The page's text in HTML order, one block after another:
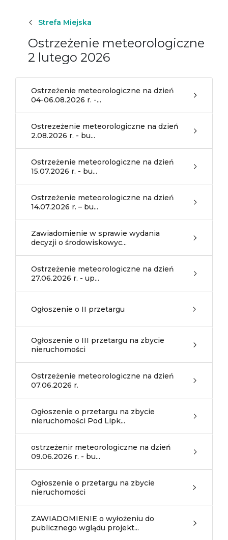
Strefa Miejska
Ostrzeżenie meteorologiczne
2 lutego 2026
Ostrzeżenie meteorologiczne na dzień
04-06.08.2026 r. -...
Ostrezeżenie meteorologiczne na dzień
2.08.2026 r. - bu...
Ostrzeżenie meteorologiczne na dzień
15.07.2026 r. - bu...
Ostrzeżenie meteorologiczne na dzień
14.07.2026 r. – bu...
Zawiadomienie w sprawie wydania
decyzji o środowiskowyc...
Ostrzeżenie meteorologiczne na dzień
27.06.2026 r. - up...
Ogłoszenie o II przetargu
Ogłoszenie o III przetargu na zbycie
nieruchomości
Ostrzeżenie meteorologiczne na dzień
07.06.2026 r.
Ogłoszenie o przetargu na zbycie
nieruchomości Pod Lipk...
ostrzeżenir meteorologiczne na dzień
09.06.2026 r. - bu...
Ogłoszenie o przetargu na zbycie
nieruchomości
ZAWIADOMIENIE o wyłożeniu do
publicznego wglądu projekt...